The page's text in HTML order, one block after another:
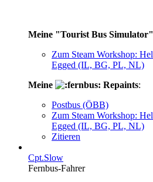
Meine "Tourist Bus
Zum Steam Workshop:
Egged (IL, BG, PL, NL)
Meine
Repaints:
Postbus (ÖBB)
Zum Steam Workshop:
Egged (IL, BG, PL, NL)
Zitieren
Cpt.Slow
Fernbus-Fahrer